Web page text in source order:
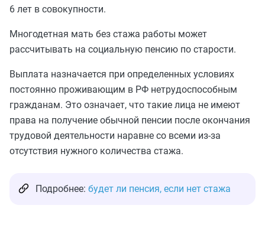
6 лет в совокупности.
Многодетная мать без стажа работы может
рассчитывать на социальную пенсию по старости.
Выплата назначается при определенных условиях
постоянно проживающим в РФ нетрудоспособным
гражданам. Это означает, что такие лица не имеют
права на получение обычной пенсии после окончания
трудовой деятельности наравне со всеми из-за
отсутствия нужного количества стажа.
Подробнее: будет ли пенсия, если нет стажа